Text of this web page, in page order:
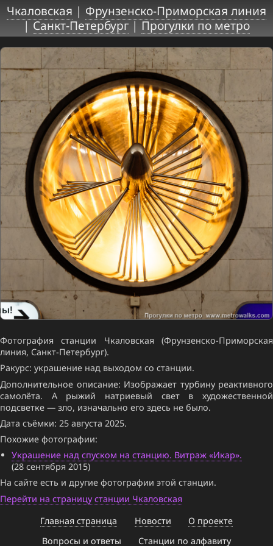
Чкаловская | Фрунзенско-Приморская линия
|Санкт-Петербург|Прогулки по метро
Фотография станции Чкаловская (Фрунзенско-Приморская
линия, Санкт-Петербург).
Ракурс: украшение над выходом со станции.
Дополнительное описание: Изображает турбину реактивного
самолёта. А рыжий натриевый свет в художественной
подсветке — зло, изначально его здесь не было.
Дата съёмки: 25 августа 2025.
Похожие фотографии:
Украшение над спуском на станцию. Витраж «Икар».
(28 сентября 2015)
На сайте есть и другие фотографии этой станции.
Перейти на страницу станции Чкаловская
Главная страница
Новости
О проекте
Вопросы и ответы
Станции по алфавиту